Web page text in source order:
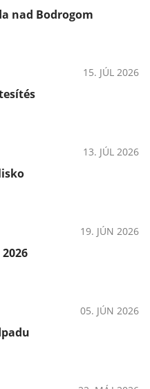
nad Bodrogom
15. JÚL 2026
13. JÚL 2026
19. JÚN 2026
05. JÚN 2026